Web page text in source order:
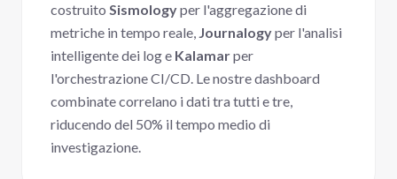
costruito Sismologyper l'aggregazione di
metriche in tempo reale, Journalogyper l'analisi
intelligente dei log e Kalamarper
l'orchestrazione CI/CD. Le nostre dashboard
combinate correlano i dati tra tutti e tre,
riducendo del 50% il tempo medio di
investigazione.